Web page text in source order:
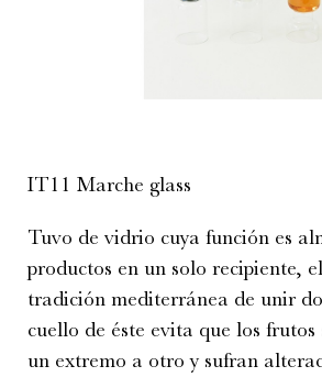
IT11 Marche glass
Tuvo de vidrio cuya función es
productos en un solo recipiente,
tradición mediterránea de unir
cuello de éste evita que los frutos
un extremo a otro y sufran